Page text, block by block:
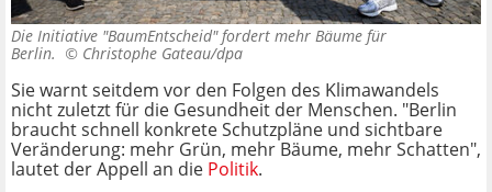
Die Initiative "BaumEntscheid" fordert mehr Bäume für
Berlin. © Christophe Gateau/dpa
Sie warnt seitdem vor den Folgen des Klimawandels
nicht zuletzt für die Gesundheit der Menschen. "Berlin
braucht schnell konkrete Schutzpläne und sichtbare
Veränderung: mehr Grün, mehr Bäume, mehr Schatten",
lautet der Appell an die Politik.